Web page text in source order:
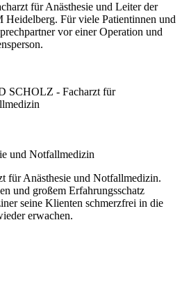
für Anästhesie und Leiter der
Für viele Patientinnen und
vor einer Operation und
und Notfallmedizin
für Anästhesie und Notfallmedizin.
und großem Erfahrungsschatz
seine Klienten schmerzfrei in die
erwachen.